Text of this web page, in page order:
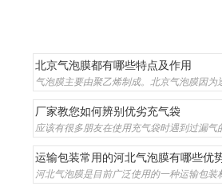
北京气泡膜都有哪些特点及作用
气泡膜主要由聚乙烯制成。北京气泡膜因为
厂家教您如何辨别优劣充气袋
应该有很多朋友在使用充气袋时遇到过漏气
运输包装常用的河北气泡膜有哪些优
河北气泡膜是目前广泛使用的一种运输包装